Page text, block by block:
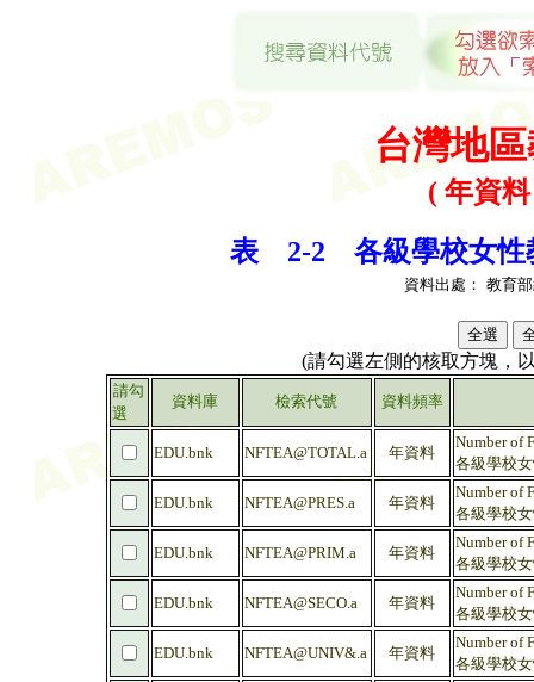
台灣地
( 年資
表 2-2 各級學校女性
資料出處： 教育
(請勾選左側的核取方塊，
請勾
選
資料庫 檢索代號 資料頻率
EDU.bnk NFTEA@TOTAL.a 年資料
Number of
各級學校
EDU.bnk NFTEA@PRES.a 年資料
Number of
各級學校
EDU.bnk NFTEA@PRIM.a 年資料
Number of
各級學校
EDU.bnk NFTEA@SECO.a 年資料
Number of
各級學校
EDU.bnk NFTEA@UNIV&.a 年資料
Number of
各級學校